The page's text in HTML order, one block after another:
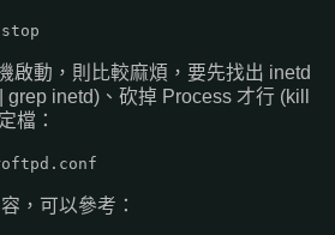
啟動，則比較麻煩，要先找出 inetd
inetd)、砍掉 Process 才行 (kill
檔：
，可以參考：